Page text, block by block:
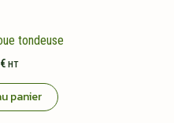
tondeuse
€ HT
panier